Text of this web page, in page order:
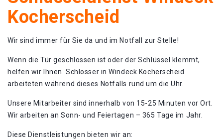
Kocherscheid
Wir sind immer für Sie da und im Notfall zur Stelle!
Wenn die Tür geschlossen ist oder der Schlüssel klemmt,
helfen wir Ihnen. Schlosser in Windeck Kocherscheid
arbeiteten während dieses Notfalls rund um die Uhr.
Unsere Mitarbeiter sind innerhalb von 15-25 Minuten vor Ort.
Wir arbeiten an Sonn- und Feiertagen – 365 Tage im Jahr.
Diese Dienstleistungen bieten wir an: